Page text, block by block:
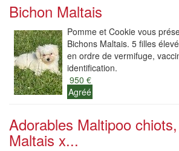
Bichon Maltais
Pomme et Cookie vous
Bichons Maltais. 5 filles
en ordre de vermifuge,
identification.
950 €
Agréé
Adorables Maltipoo
Maltais x...